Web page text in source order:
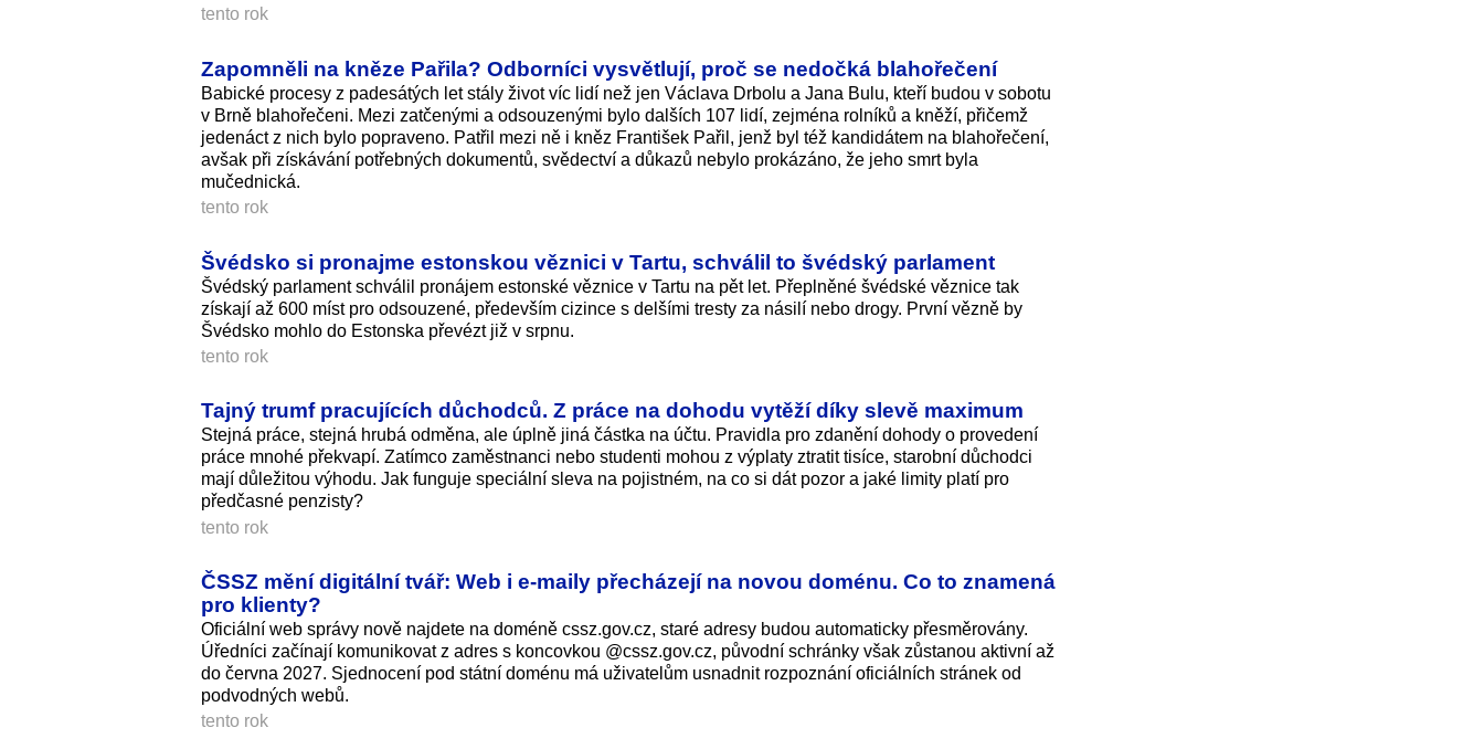
tento rok
Zapomněli na kněze Pařila? Odborníci vysvětlují, proč se nedočká blahořečení
Babické procesy z padesátých let stály život víc lidí než jen Václava Drbolu a Jana Bulu, kteří budou v sobotu
v Brně blahořečeni. Mezi zatčenými a odsouzenými bylo dalších 107 lidí, zejména rolníků a kněží, přičemž
jedenáct z nich bylo popraveno. Patřil mezi ně i kněz František Pařil, jenž byl též kandidátem na blahořečení,
avšak při získávání potřebných dokumentů, svědectví a důkazů nebylo prokázáno, že jeho smrt byla
mučednická.
tento rok
Švédsko si pronajme estonskou věznici v Tartu, schválil to švédský parlament
Švédský parlament schválil pronájem estonské věznice v Tartu na pět let. Přeplněné švédské věznice tak
získají až 600 míst pro odsouzené, především cizince s delšími tresty za násilí nebo drogy. První vězně by
Švédsko mohlo do Estonska převézt již v srpnu.
tento rok
Tajný trumf pracujících důchodců. Z práce na dohodu vytěží díky slevě maximum
Stejná práce, stejná hrubá odměna, ale úplně jiná částka na účtu. Pravidla pro zdanění dohody o provedení
práce mnohé překvapí. Zatímco zaměstnanci nebo studenti mohou z výplaty ztratit tisíce, starobní důchodci
mají důležitou výhodu. Jak funguje speciální sleva na pojistném, na co si dát pozor a jaké limity platí pro
předčasné penzisty?
tento rok
ČSSZ mění digitální tvář: Web i e-maily přecházejí na novou doménu. Co to znamená
pro klienty?
Oficiální web správy nově najdete na doméně cssz.gov.cz, staré adresy budou automaticky přesměrovány.
Úředníci začínají komunikovat z adres s koncovkou @cssz­.gov.cz, původní schránky však zůstanou aktivní až
do června 2027. Sjednocení pod státní doménu má uživatelům usnadnit rozpoznání oficiálních stránek od
podvodných webů.
tento rok